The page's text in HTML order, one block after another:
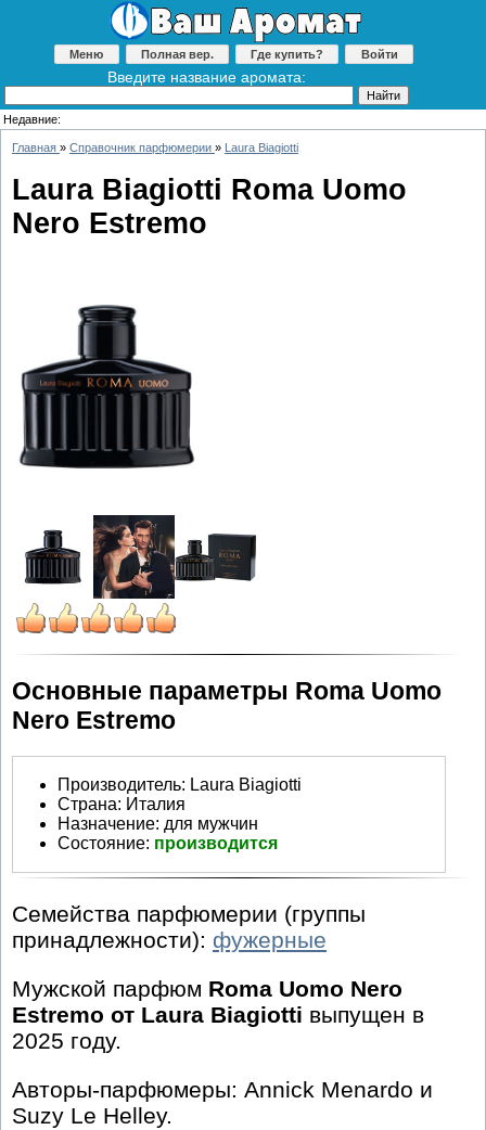
Меню Полная вер. Где купить? Войти
Введите название аромата:
Недавние:
Главная » Справочник парфюмерии » Laura Biagiotti
Laura Biagiotti Roma Uomo
Nero Estremo
Основные параметры Roma Uomo
Nero Estremo
Производитель: Laura Biagiotti
Страна: Италия
Назначение: для мужчин
Состояние: производится
Семейства парфюмерии (группы
принадлежности): фужерные
Мужской парфюм Roma Uomo Nero
Estremo от Laura Biagiotti выпущен в
2025 году.
Авторы-парфюмеры: Annick Menardo и
Suzy Le Helley.